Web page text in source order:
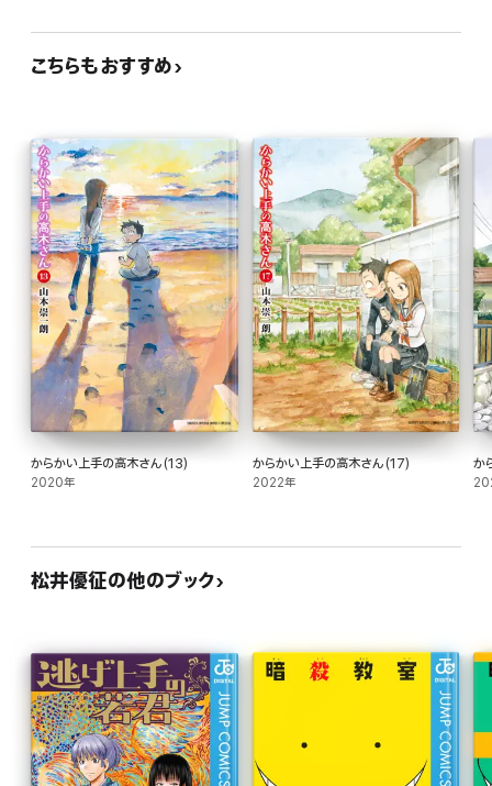
こちらもおすすめ
からかい上手の高木さん(13)
2020年
からかい上手の高木さん(17)
2022年
か
松井優征の他のブック